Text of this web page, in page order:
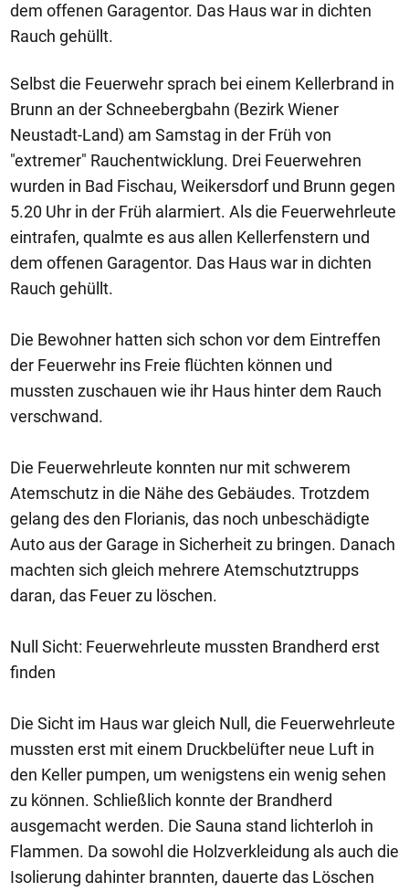
dem offenen Garagentor. Das Haus war in dichten
Rauch gehüllt.
Selbst die Feuerwehr sprach bei einem Kellerbrand in
Brunn an der Schneebergbahn (Bezirk Wiener
Neustadt-Land) am Samstag in der Früh von
"extremer" Rauchentwicklung. Drei Feuerwehren
wurden in Bad Fischau, Weikersdorf und Brunn gegen
5.20 Uhr in der Früh alarmiert. Als die Feuerwehrleute
eintrafen, qualmte es aus allen Kellerfenstern und
dem offenen Garagentor. Das Haus war in dichten
Rauch gehüllt.
Die Bewohner hatten sich schon vor dem Eintreffen
der Feuerwehr ins Freie flüchten können und
mussten zuschauen wie ihr Haus hinter dem Rauch
verschwand.
Die Feuerwehrleute konnten nur mit schwerem
Atemschutz in die Nähe des Gebäudes. Trotzdem
gelang des den Florianis, das noch unbeschädigte
Auto aus der Garage in Sicherheit zu bringen. Danach
machten sich gleich mehrere Atemschutztrupps
daran, das Feuer zu löschen.
Null Sicht: Feuerwehrleute mussten Brandherd erst
finden
Die Sicht im Haus war gleich Null, die Feuerwehrleute
mussten erst mit einem Druckbelüfter neue Luft in
den Keller pumpen, um wenigstens ein wenig sehen
zu können. Schließlich konnte der Brandherd
ausgemacht werden. Die Sauna stand lichterloh in
Flammen. Da sowohl die Holzverkleidung als auch die
Isolierung dahinter brannten, dauerte das Löschen